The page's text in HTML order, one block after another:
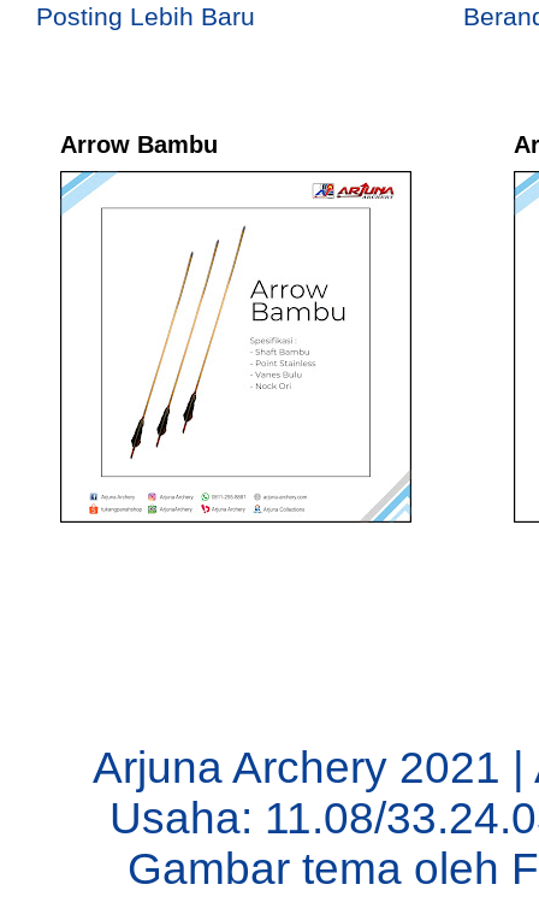
Posting Lebih Baru
Arrow Bambu
Arjuna Archery 2021
Usaha: 11.08/
Gambar tema oleh